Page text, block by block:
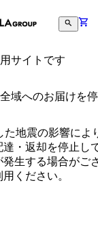
サイトです
域へのお届けを
た地震の影響によ
・返却を停止し
生する場合がご
ください。